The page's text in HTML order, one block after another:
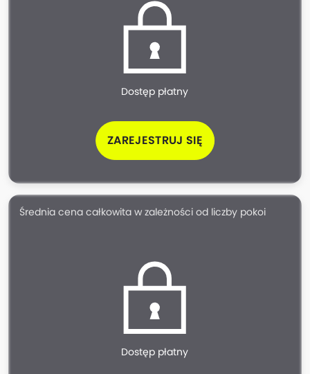
Dostęp płatny
ZAREJESTRUJ SIĘ
Średnia cena całkowita w zależności od liczby pokoi
Dostęp płatny